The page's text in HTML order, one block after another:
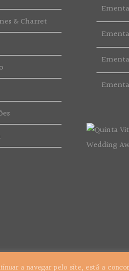
& Charret
a navegar pelo site, está a